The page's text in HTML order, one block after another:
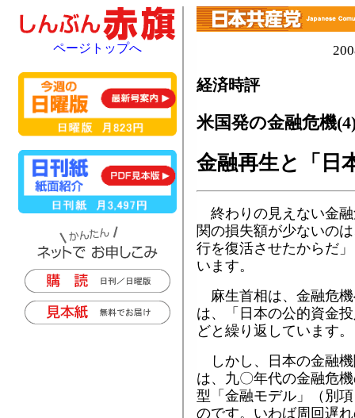
経済時評
米国発の金融危機
金融再生と「日
終わりの見えない金
関の損失額が少ないの
行を復活させたからだ
います。
麻生首相は、金融危
は、「日本の公的資金
どと繰り返しています。
しかし、日本の金融
は、九〇年代の金融危
型「金融モデル」（別
のです。いわば周回遅
ページトップへ